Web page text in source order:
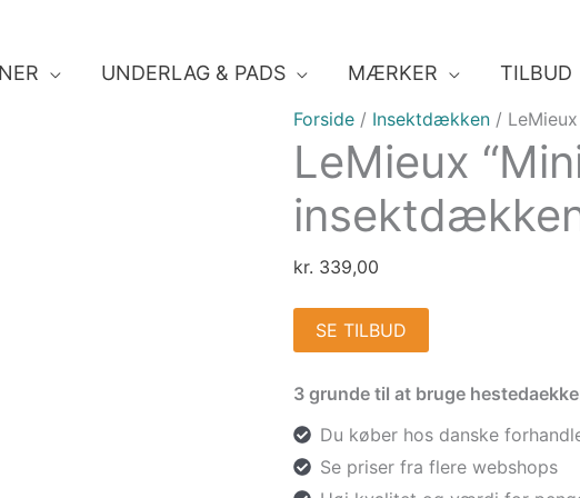
UNDERLAG & PADS MÆRKER TILBUD
Forside / Insektdækken /
LeMieux
kr. 339,00
SE TILBUD
3 grunde til at bruge
Du køber hos danske
Se priser fra flere webshops